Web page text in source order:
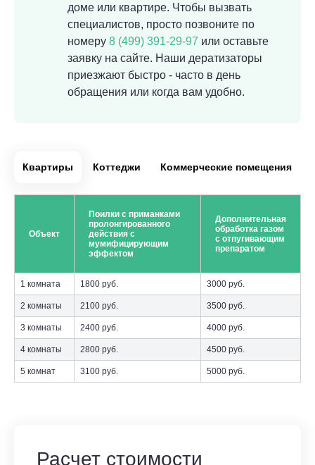
доме или квартире. Чтобы вызвать
специалистов, просто позвоните по
номеру 8 (499) 391-29-97 или оставьте
заявку на сайте. Наши дератизаторы
приезжают быстро - часто в день
обращения или когда вам удобно.
Квартиры Коттеджи Коммерческие помещения
Объект
Поилки с приманками
пролонгированного
действия с
мумифицирующим
эффектом
Дополнительная
обработка газом
с отпугивающим
препаратом
1 комната 1800 руб. 3000 руб.
2 комнаты 2100 руб. 3500 руб.
3 комнаты 2400 руб. 4000 руб.
4 комнаты 2800 руб. 4500 руб.
5 комнат 3100 руб. 5000 руб.
Расчет стоимости